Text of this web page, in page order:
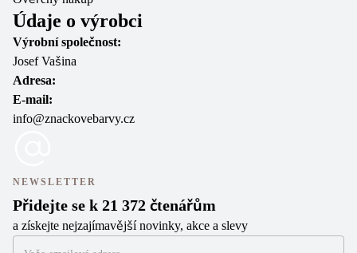
Údaje o výrobci
Výrobní společnost:
Josef Vašina
Adresa:
E-mail:
info@znackovebarvy.cz
NEWSLETTER
Přidejte se k 21 372 čtenářům
a získejte nejzajímavější novinky, akce a slevy